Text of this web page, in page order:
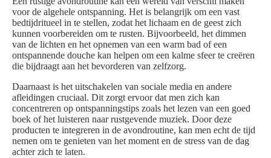
voor de algehele ontspanning. Het is belangrijk om een vast
bedtijdritueel in te stellen, zodat het lichaam en de geest zich
kunnen voorbereiden om te rusten. Bijvoorbeeld, het dimmen
van de lichten en het opnemen van een warm bad of een
ontspannende douche kan helpen om een kalme sfeer te creëren
die bijdraagt aan het bevorderen van zelfzorg.
Daarnaast is het uitschakelen van sociale media en andere
afleidingen cruciaal. Dit zorgt ervoor dat men zich kan
concentreren op ontspanningstips zoals het lezen van een goed
boek of het luisteren naar rustgevende muziek. Door deze
producten te integreren in de avondroutine, kan men echt de tijd
nemen om te genieten van het moment en de stress van de dag
achter zich te laten.